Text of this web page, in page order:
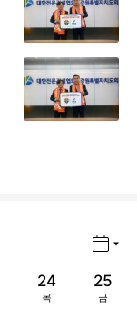
24
목
25
금